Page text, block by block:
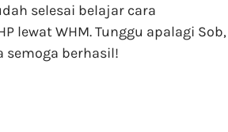
selesai belajar cara
lewat WHM. Tunggu apalagi Sob,
semoga berhasil!